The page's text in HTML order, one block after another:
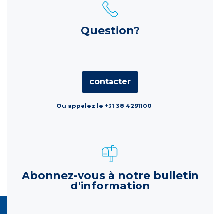
Question?
contacter
Ou appelez le +31 38 4291100
Abonnez-vous à notre bulletin
d'information